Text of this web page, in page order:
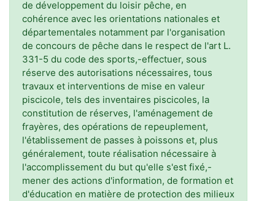
de développement du loisir pêche, en
cohérence avec les orientations nationales et
départementales notamment par l'organisation
de concours de pêche dans le respect de l'art L.
331-5 du code des sports,-effectuer, sous
réserve des autorisations nécessaires, tous
travaux et interventions de mise en valeur
piscicole, tels des inventaires piscicoles, la
constitution de réserves, l'aménagement de
frayères, des opérations de repeuplement,
l'établissement de passes à poissons et, plus
généralement, toute réalisation nécessaire à
l'accomplissement du but qu'elle s'est fixé,-
mener des actions d'information, de formation et
d'éducation en matière de protection des milieux